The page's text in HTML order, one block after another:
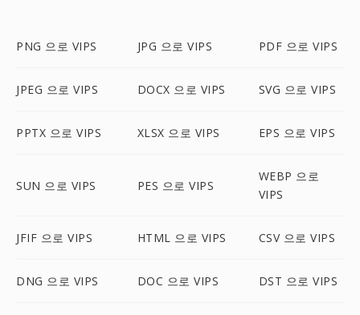
PNG 으로 VIPS JPG 으로 VIPS PDF 으로 VIPS
JPEG 으로 VIPS DOCX 으로 VIPS SVG 으로 VIPS
PPTX 으로 VIPS XLSX 으로 VIPS EPS 으로 VIPS
SUN 으로 VIPS PES 으로 VIPS
WEBP 으로
VIPS
JFIF 으로 VIPS HTML 으로 VIPS CSV 으로 VIPS
DNG 으로 VIPS DOC 으로 VIPS DST 으로 VIPS